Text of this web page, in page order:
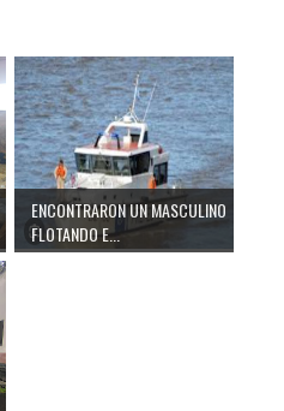
ENCONTRARON UN MASCULINO
FLOTANDO E...